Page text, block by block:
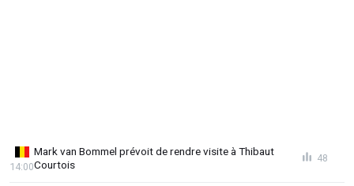
Mark van Bommel prévoit de rendre visite à Thibaut
Courtois
14:00
48